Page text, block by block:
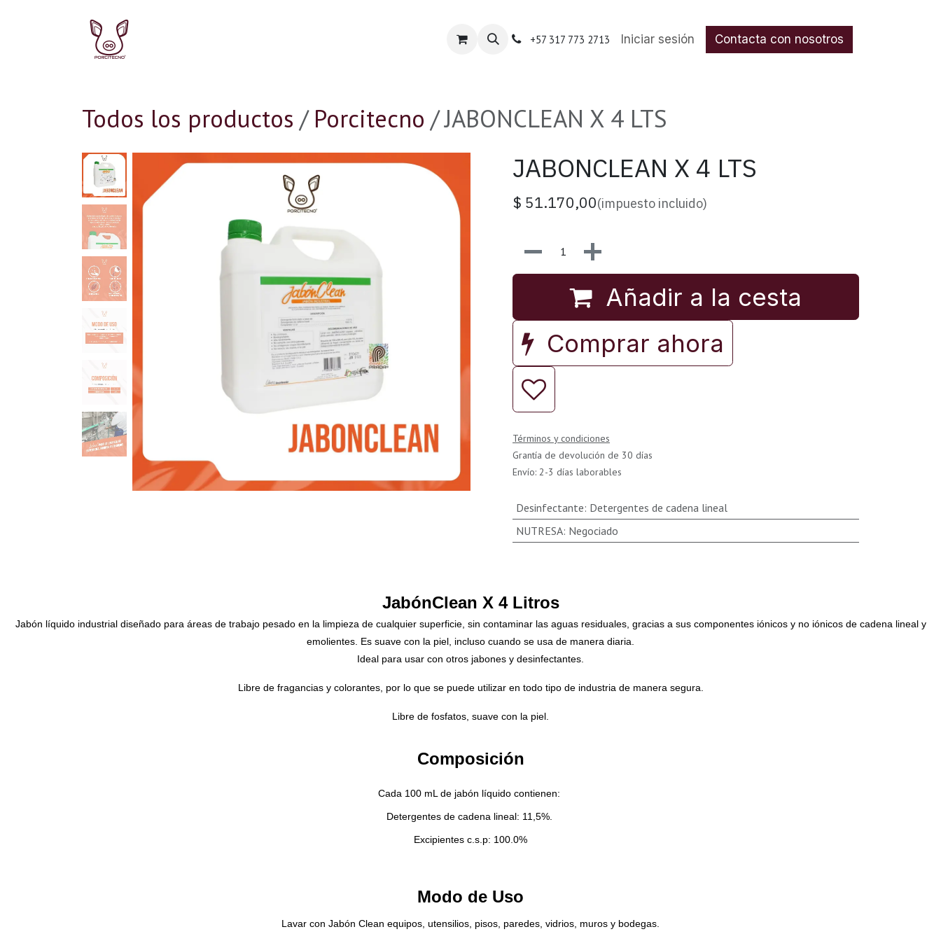
Ir al contenido
Tienda Especializada Contáctenos
+57 317 773 2713 Iniciar sesión Contacta con nosotros
Todos los productos Porcitecno JABONCLEAN X 4 LTS
JABONCLEAN X 4 LTS
$ 51.170,00(impuesto incluido)
Añadir a la cesta
Comprar ahora
Términos y condiciones
Grantía de devolución de 30 días
Envío: 2-3 días laborables
Desinfectante: Detergentes de cadena lineal
NUTRESA: Negociado
JabónClean X 4 Litros
Jabón líquido industrial diseñado para áreas de trabajo pesado en la limpieza de cualquier superficie, sin contaminar las aguas residuales, gracias a sus componentes iónicos y no iónicos de cadena lineal y
emolientes. Es suave con la piel, incluso cuando se usa de manera diaria.
Ideal para usar con otros jabones y desinfectantes.
Libre de fragancias y colorantes, por lo que se puede utilizar en todo tipo de industria de manera segura.
Libre de fosfatos, suave con la piel.
Composición
Cada 100 mL de jabón líquido contienen:
Detergentes de cadena lineal: 11,5%.
Excipientes c.s.p: 100.0%
Modo de Uso
Lavar con Jabón Clean equipos, utensilios, pisos, paredes, vidrios, muros y bodegas.